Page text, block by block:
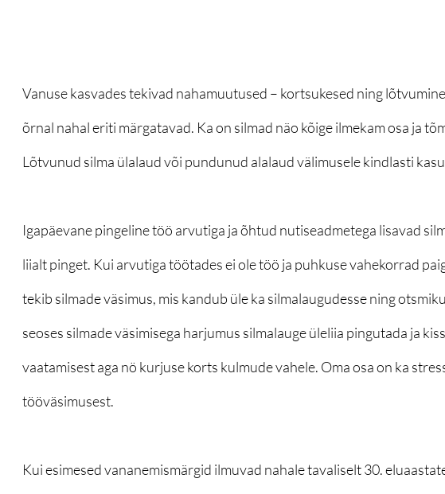
Vanuse kasvades tekivad nahamuutused – kortsukesed ning
õrnal nahal eriti märgatavad. Ka on silmad näo kõige ilmekam osa ja
Lõtvunud silma ülalaud või pundunud alalaud välimusele kindlasti
Igapäevane pingeline töö arvutiga ja õhtud nutiseadmetega lisavad
liialt pinget. Kui arvutiga töötades ei ole töö ja puhkuse vahekorrad
tekib silmade väsimus, mis kandub üle ka silmalaugudesse ning
seoses silmade väsimisega harjumus silmalauge üleliia pingutada ja
vaatamisest aga nö kurjuse korts kulmude vahele. Oma osa on ka
tööväsimusest.
Kui esimesed vananemismärgid ilmuvad nahale tavaliselt 30.